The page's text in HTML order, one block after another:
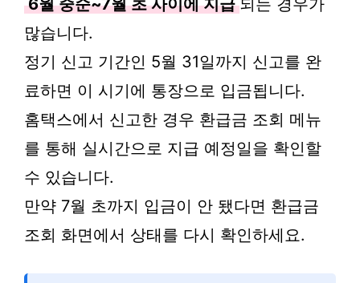
6월 중순~7월 초 사이에 지급 되는 경우가
많습니다.
정기 신고 기간인 5월 31일까지 신고를 완
료하면 이 시기에 통장으로 입금됩니다.
홈택스에서 신고한 경우 환급금 조회 메뉴
를 통해 실시간으로 지급 예정일을 확인할
수 있습니다.
만약 7월 초까지 입금이 안 됐다면 환급금
조회 화면에서 상태를 다시 확인하세요.